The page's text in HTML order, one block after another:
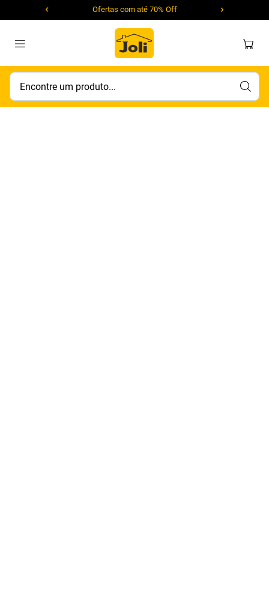
Ofertas com até 70% Off
Encontre um produto...